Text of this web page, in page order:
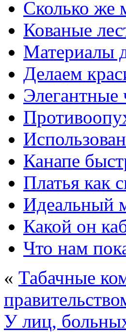
Сколько же
Кованые
Материалы
Делаем
Канапе
Платья как
Идеальный
Какой он
Что нам
« Табачные
У лиц,